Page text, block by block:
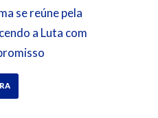
se reúne pela
a Luta com